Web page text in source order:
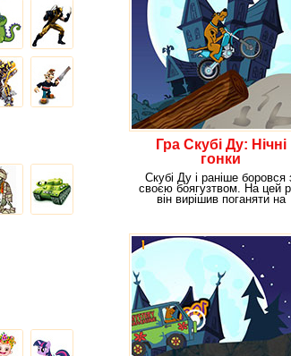
Гра Скубі Ду: Нічні
гонки
Скубі Ду і раніше боровся
своєю боягузтвом. На цей
він вирішив поганяти на